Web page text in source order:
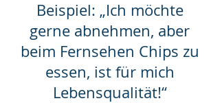
Beispiel: „Ich möchte
gerne abnehmen, aber
beim Fernsehen Chips zu
essen, ist für mich
Lebensqualität!“